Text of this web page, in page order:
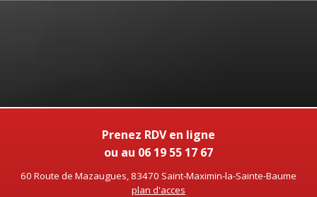
Prenez RDV en ligne
ou au 06 19 55 17 67
60 Route de Mazaugues, 83470 Saint-Maximin-la-Sainte-Baume
plan d'acces